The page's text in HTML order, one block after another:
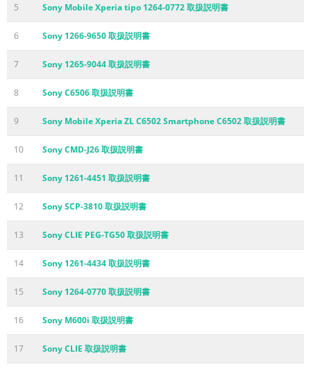
5 Sony Mobile Xperia tipo 1264-0772 取扱説明書
6 Sony 1266-9650 取扱説明書
7 Sony 1265-9044 取扱説明書
8 Sony C6506 取扱説明書
9 Sony Mobile Xperia ZL C6502 Smartphone C6502 取扱説明書
10 Sony CMD-J26 取扱説明書
11 Sony 1261-4451 取扱説明書
12 Sony SCP-3810 取扱説明書
13 Sony CLIE PEG-TG50 取扱説明書
14 Sony 1261-4434 取扱説明書
15 Sony 1264-0770 取扱説明書
16 Sony M600i 取扱説明書
17 Sony CLIE 取扱説明書